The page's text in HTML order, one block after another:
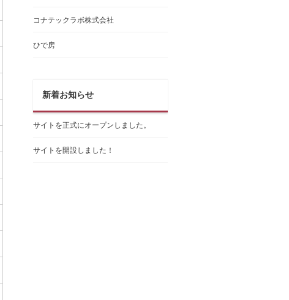
コナテックラボ株式会社
ひで房
新着お知らせ
サイトを正式にオープンしました。
サイトを開設しました！